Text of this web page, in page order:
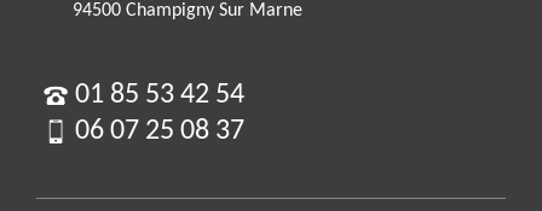
94500 Champigny Sur Marne
01 85 53 42 54
06 07 25 08 37